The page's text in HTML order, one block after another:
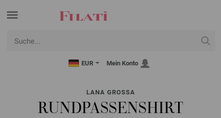
EUR Mein Konto
LANA GROSSA
RUNDPASSENSHIRT